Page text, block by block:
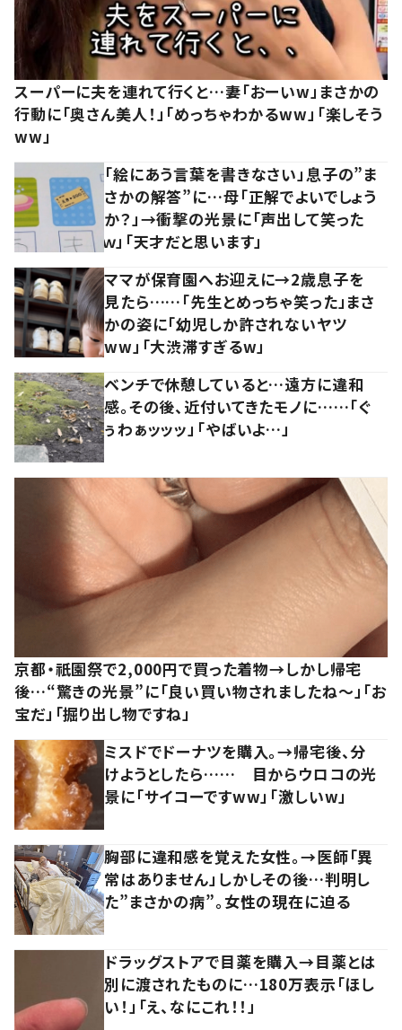
スーパーに夫を連れて行くと…妻「おーいw」まさかの
行動に「奥さん美人！」「めっちゃわかるww」「楽しそう
ww」
「絵にあう言葉を書きなさい」息子の”ま
さかの解答”に…母「正解でよいでしょう
か？」→衝撃の光景に「声出して笑った
ｗ」「天才だと思います」
ママが保育園へお迎えに→2歳息子を
見たら……「先生とめっちゃ笑った」まさ
かの姿に「幼児しか許されないヤツ
ww」「大渋滞すぎるw」
ベンチで休憩していると…遠方に違和
感。その後、近付いてきたモノに……「ぐ
ぅわぁッッッ」「やばいよ…」
京都・祇園祭で2,000円で買った着物→しかし帰宅
後…“驚きの光景”に「良い買い物されましたね～」「お
宝だ」「掘り出し物ですね」
ミスドでドーナツを購入。→帰宅後、分
けようとしたら…… 目からウロコの光
景に「サイコーですww」「激しいw」
胸部に違和感を覚えた女性。→医師「異
常はありません」しかしその後…判明し
た”まさかの病”。女性の現在に迫る
ドラッグストアで目薬を購入→目薬とは
別に渡されたものに…180万表示「ほし
い！」「え、なにこれ！！」